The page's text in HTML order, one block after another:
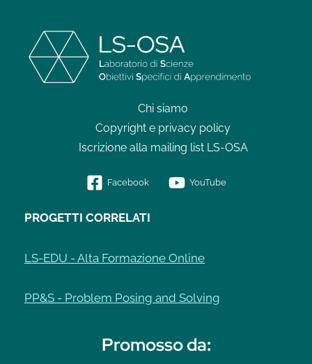
Chi siamo
Copyright e privacy policy
Iscrizione alla mailing list LS-OSA
Facebook YouTube
PROGETTI CORRELATI
LS-EDU - Alta Formazione Online
PP&S - Problem Posing and Solving
Promosso da: